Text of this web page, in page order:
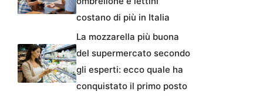
costano di più in Italia
La mozzarella più buona
del supermercato secondo
gli esperti: ecco quale ha
conquistato il primo posto